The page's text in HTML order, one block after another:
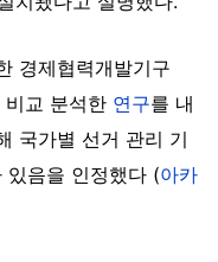
경제협력개발기구
비교 분석한 연구를 내
국가별 선거 관리 기
있음을 인정했다 (아카